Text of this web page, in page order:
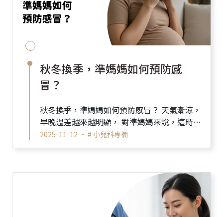
秋冬換季，準媽媽如何預防感
冒？
秋冬換季，準媽媽如何預防感冒？ 天氣漸涼，
早晚溫差越來越明顯， 對準媽媽來說，這時候
最怕的就是感冒找上門。 懷孕期間身體免疫力
會自...
2025-11-12 • # 小兒科專欄